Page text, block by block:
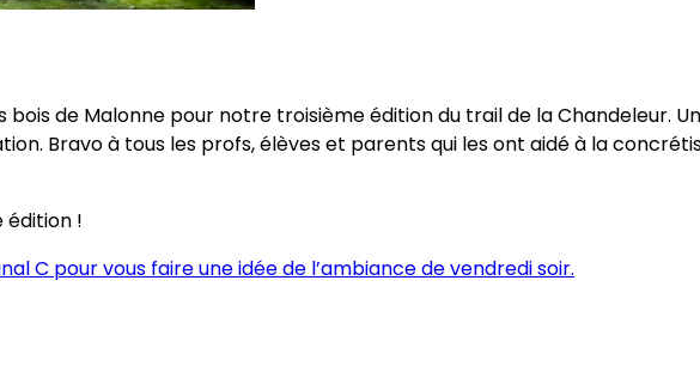
bois de Malonne pour notre troisième édition du trail de la Chandeleur.
Bravo à tous les profs, élèves et parents qui les ont aidé à la
édition !
C pour vous faire une idée de l’ambiance de vendredi soir.